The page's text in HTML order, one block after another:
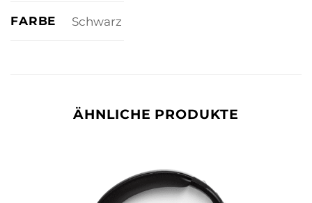
FARBE Schwarz
ÄHNLICHE PRODUKTE